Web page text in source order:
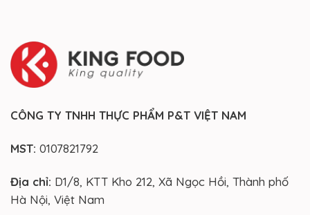
CÔNG TY TNHH THỰC PHẨM P&T VIỆT NAM
MST: 0107821792
Địa chỉ: D1/8, KTT Kho 212, Xã Ngọc Hồi, Thành phố
Hà Nội, Việt Nam